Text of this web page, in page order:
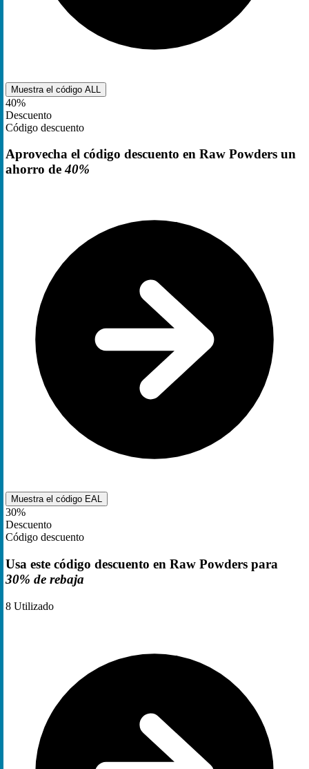
Muestra el código ALL
40%
Descuento
Código descuento
Aprovecha el código descuento en Raw Powders un
ahorro de40%
Muestra el código EAL
30%
Descuento
Código descuento
Usa este código descuento en Raw Powders para
30% de rebaja
8 Utilizado